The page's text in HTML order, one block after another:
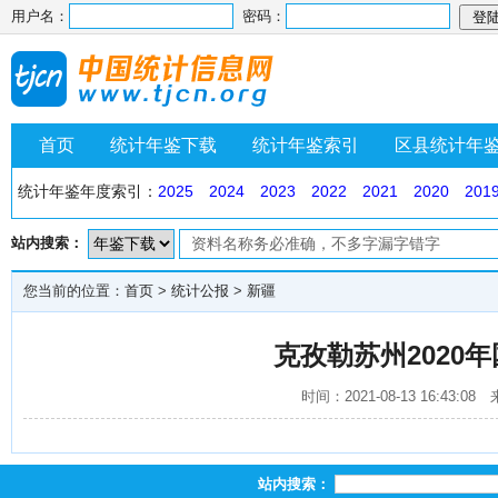
用户名： 密码：
首页 统计年鉴下载 统计年鉴索引 区县统计年
统计年鉴年度索引： 2025 2024 2023 2022 2021 2020
站内搜索：
您当前的位置： 首页 > 统计公报 > 新疆
克孜勒苏州2020
时间：2021-08-13 16:43:08
站内搜索：